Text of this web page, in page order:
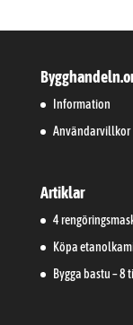
Information
Användarvillkor
Artiklar
4
Köpa
Bygga bastu – 8